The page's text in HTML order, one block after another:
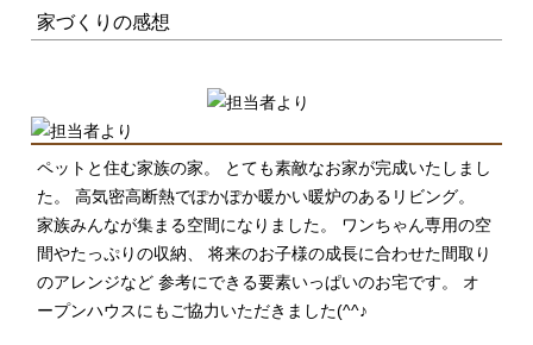
家づくりの感想
ペットと住む家族の家。 とても素敵なお家が完成いたしまし
た。 高気密高断熱でぽかぽか暖かい暖炉のあるリビング。
家族みんなが集まる空間になりました。 ワンちゃん専用の空
間やたっぷりの収納、 将来のお子様の成長に合わせた間取り
のアレンジなど 参考にできる要素いっぱいのお宅です。 オ
ープンハウスにもご協力いただきました(^^♪